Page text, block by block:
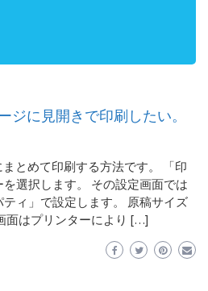
ジに見開きで印刷したい。
まとめて印刷する方法です。 「印
選択します。 その設定画面では
ィ」で設定します。 原稿サイズ
面はプリンターにより […]